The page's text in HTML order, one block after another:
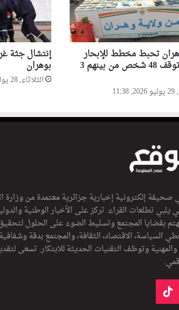
تحبط مخطط للإبحار
السري وتوقف 48 شخص من بينهم 3
إنتشال جثة
بوهران
الثلاثاء, 28 يوليو 2026, 20:10
صحيفة إلكترونية إخبارية جزائرية معتمدة من
تطلعات القراء. تركز على الأخبار الوطنية
بقضايا المجتمع وتسليط الضوء على الحلول
السياسة، الاقتصاد، الثقافة، والمجتمع بدقة
وتوظف التقنيات الحديثة للابتكار. تسعى
‫TikTok